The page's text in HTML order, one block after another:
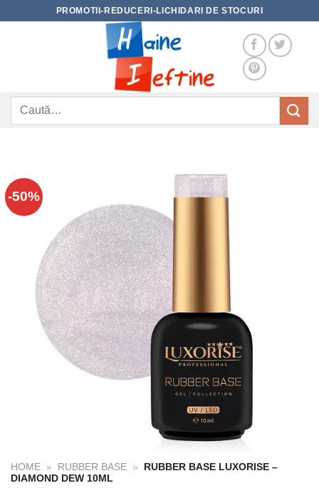
PROMOTII-REDUCERI-LICHIDARI DE STOCURI
Caută
-50%
HOME » RUBBER BASE »
RUBBER BASE LUXORISE –
DIAMOND DEW 10ML